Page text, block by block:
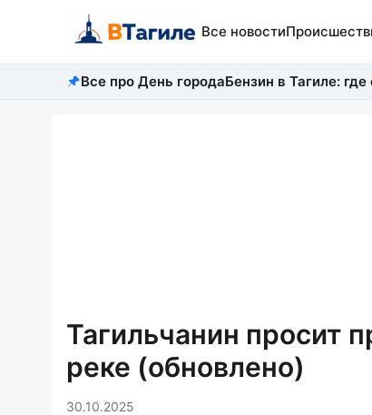
Все новости
Все про День городаБензин в Тагиле: где
Тагильчанин просит
реке (обновлено)
30.10.2025